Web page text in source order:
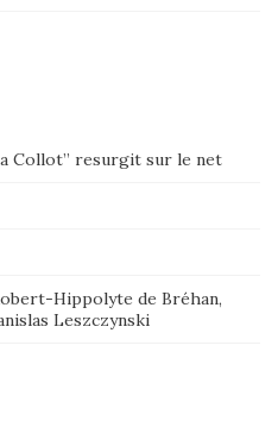
Collot” resurgit sur le net
Hippolyte de Bréhan,
Leszczynski